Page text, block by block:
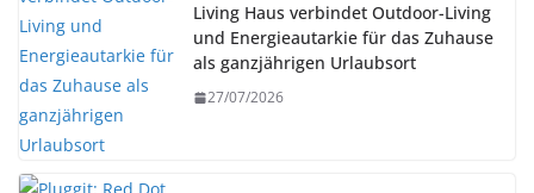
Living Haus verbindet Outdoor-Living
und Energieautarkie für das Zuhause
als ganzjährigen Urlaubsort
27/07/2026